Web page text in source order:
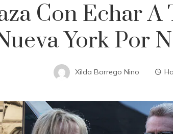
Con Echar
York Por
Xilda Borrego Nino